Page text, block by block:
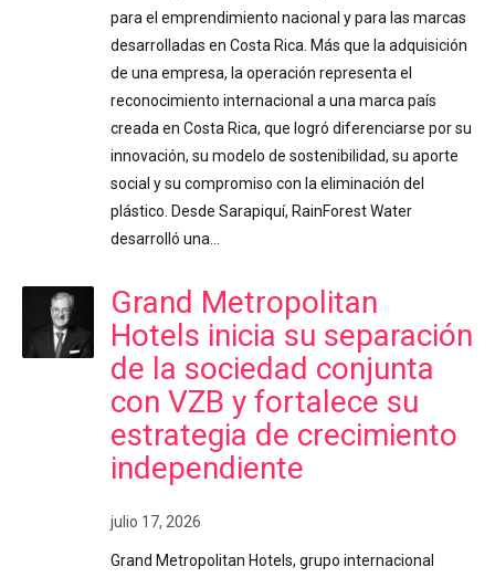
para el emprendimiento nacional y para las marcas
desarrolladas en Costa Rica. Más que la adquisición
de una empresa, la operación representa el
reconocimiento internacional a una marca país
creada en Costa Rica, que logró diferenciarse por su
innovación, su modelo de sostenibilidad, su aporte
social y su compromiso con la eliminación del
plástico. Desde Sarapiquí, RainForest Water
desarrolló una…
Grand Metropolitan
Hotels inicia su separación
de la sociedad conjunta
con VZB y fortalece su
estrategia de crecimiento
independiente
julio 17, 2026
Grand Metropolitan Hotels, grupo internacional